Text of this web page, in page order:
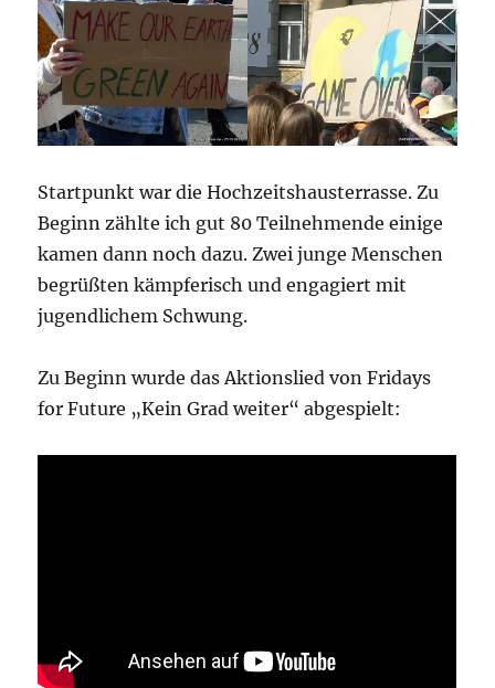
Startpunkt war die Hochzeitshausterrasse. Zu
Beginn zählte ich gut 80 Teilnehmende einige
kamen dann noch dazu. Zwei junge Menschen
begrüßten kämpferisch und engagiert mit
jugendlichem Schwung.
Zu Beginn wurde das Aktionslied von Fridays
for Future „Kein Grad weiter“ abgespielt: